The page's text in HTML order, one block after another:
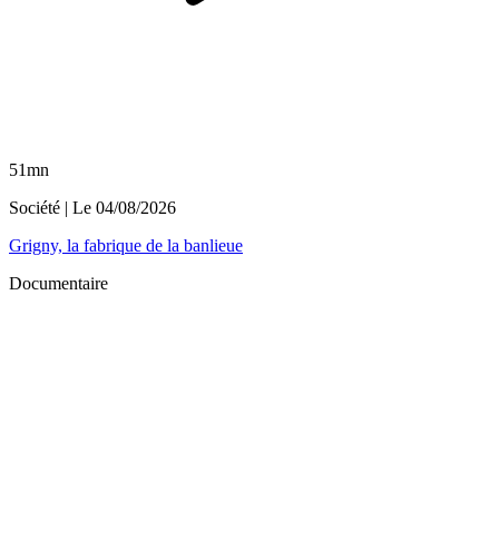
51mn
Société | Le 04/08/2026
Grigny, la fabrique de la banlieue
Documentaire